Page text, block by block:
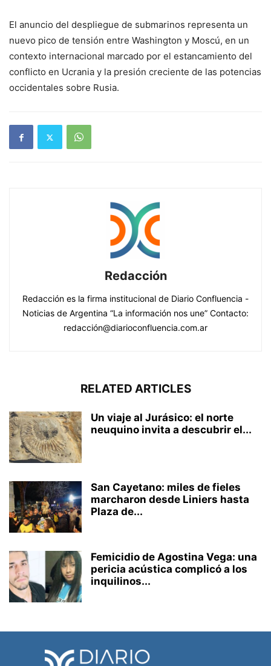
El anuncio del despliegue de submarinos representa un
nuevo pico de tensión entre Washington y Moscú, en un
contexto internacional marcado por el estancamiento del
conflicto en Ucrania y la presión creciente de las potencias
occidentales sobre Rusia.
Redacción
Redacción es la firma institucional de Diario Confluencia -
Noticias de Argentina “La información nos une” Contacto:
redacción@diarioconfluencia.com.ar
RELATED ARTICLES
Un viaje al Jurásico: el norte
neuquino invita a descubrir el...
San Cayetano: miles de fieles
marcharon desde Liniers hasta
Plaza de...
Femicidio de Agostina Vega: una
pericia acústica complicó a los
inquilinos...